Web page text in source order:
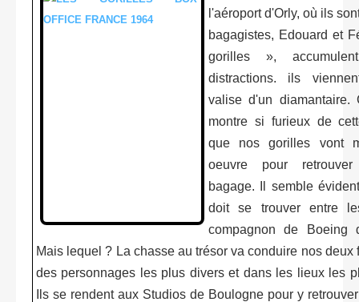
l'aéroport d'Orly, où ils
bagagistes, Edouard et
gorilles »,
distractions. ils
valise d'un diamantaire.
montre si furieux de
que nos gorilles vont
oeuvre pour
bagage. Il semble
doit se trouver entre
compagnon de Boeing
Mais lequel ? La chasse au trésor va conduire nos deux
des personnages les plus divers et dans les lieux les
Ils se rendent aux Studios de Boulogne pour y